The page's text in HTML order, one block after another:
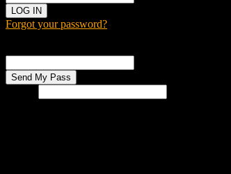
Forgot your password?